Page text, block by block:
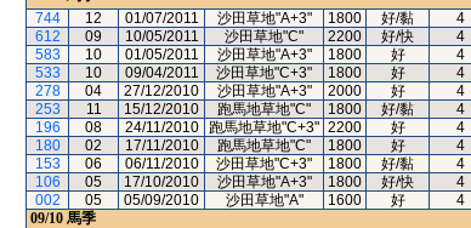
744
12 01/07/2011 沙田草地"A+3" 1800 好/黏 4
612
09 10/05/2011 沙田草地"C" 2200 好/快 4
583
10 01/05/2011 沙田草地"A+3" 1800 好 4
533
10 09/04/2011 沙田草地"C+3" 1800 好 4
278
04 27/12/2010 沙田草地"A+3" 2000 好 4
253
11 15/12/2010 跑馬地草地"C" 1800 好/黏 4
196
08 24/11/2010 跑馬地草地"C+3" 2200 好 4
180
02 17/11/2010 跑馬地草地"C" 1800 好 4
153
06 06/11/2010 沙田草地"C+3" 1800 好/黏 4
106
05 17/10/2010 沙田草地"A+3" 1800 好/快 4
002
05 05/09/2010 沙田草地"A" 1600 好 4
09/10 馬季